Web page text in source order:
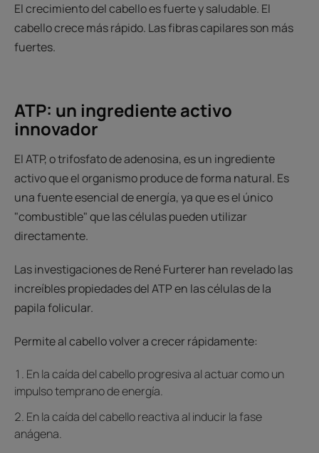
El crecimiento del cabello es fuerte y saludable. El
cabello crece más rápido. Las fibras capilares son más
fuertes.
ATP: un ingrediente activo
innovador
El ATP, o trifosfato de adenosina, es un ingrediente
activo que el organismo produce de forma natural. Es
una fuente esencial de energía, ya que es el único
"combustible" que las células pueden utilizar
directamente.
Las investigaciones de René Furterer han revelado las
increíbles propiedades del ATP en las células de la
papila folicular.
Permite al cabello volver a crecer rápidamente:
En la caída del cabello progresiva al actuar como un
impulso temprano de energía.
En la caída del cabello reactiva al inducir la fase
anágena.